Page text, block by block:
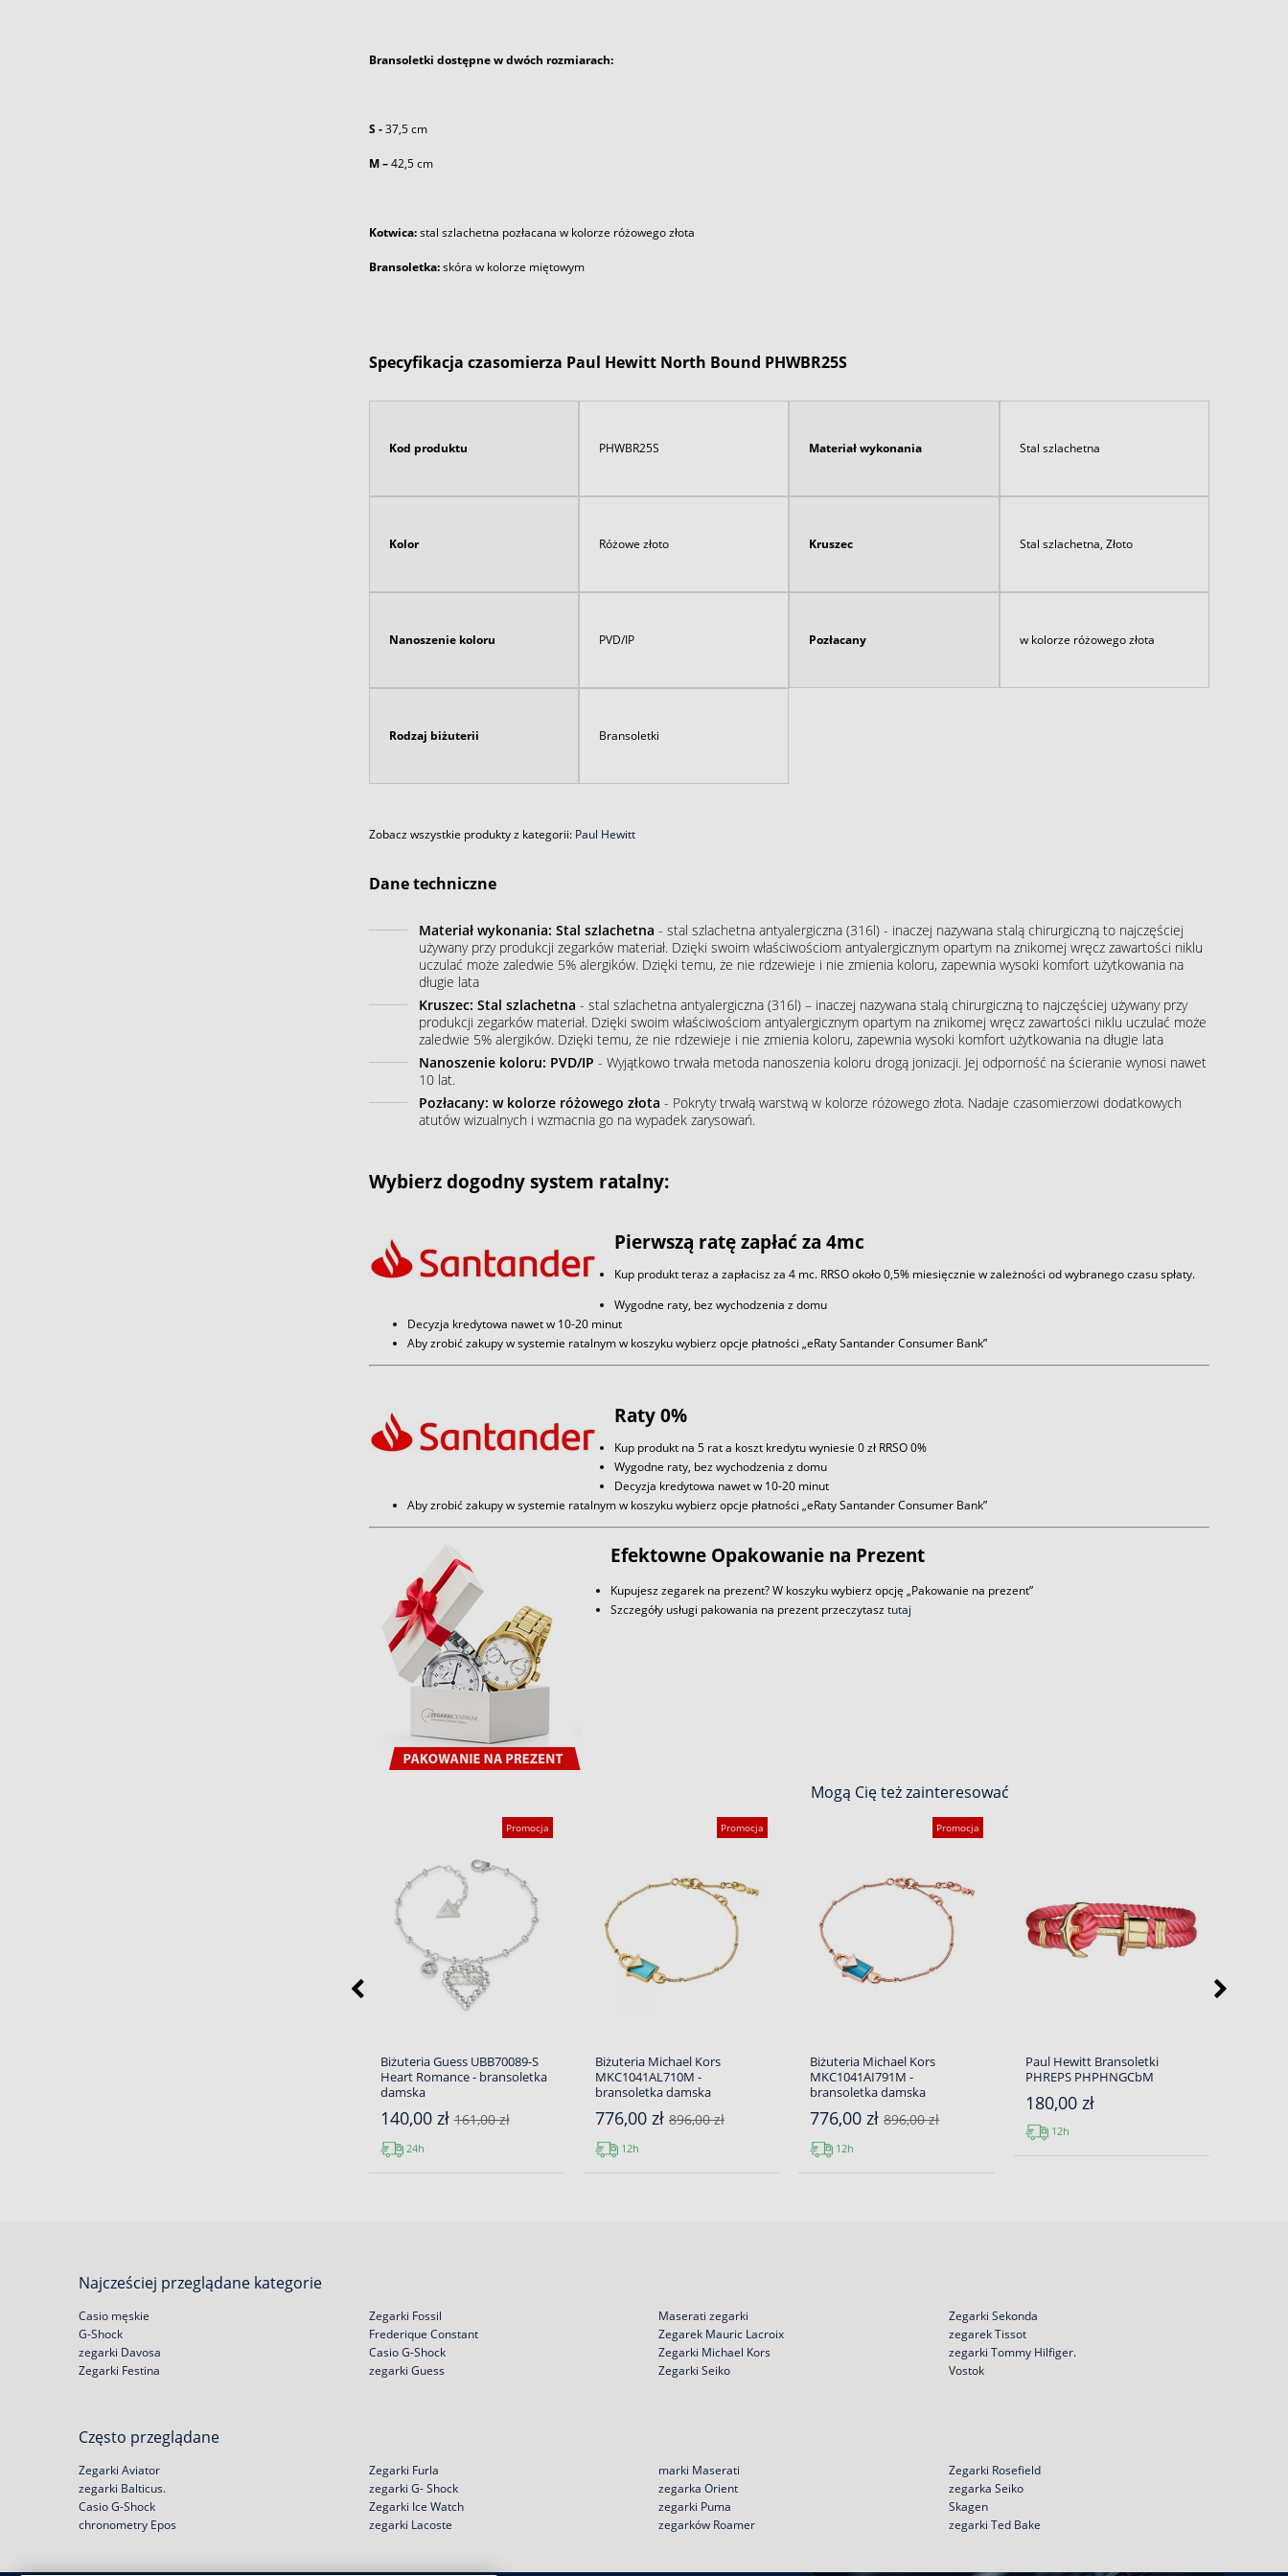
Bransoletki dostępne w dwóch rozmiarach:
S -37,5 cm
M –42,5 cm
Kotwica:stal szlachetna pozłacana w kolorze różowego złota
Bransoletka:skóra w kolorze miętowym
Specyfikacja czasomierza Paul Hewitt North Bound PHWBR25S
Kod produktu PHWBR25S Materiał wykonania Stal szlachetna
Kolor Różowe złoto Kruszec Stal szlachetna, Złoto
Nanoszenie koloru PVD/IP Pozłacany w kolorze różowego złota
Rodzaj biżuterii Bransoletki
Zobacz wszystkie produkty z kategorii: Paul Hewitt
Dane techniczne
Materiał wykonania: Stal szlachetna - stal szlachetna antyalergiczna (316l) - inaczej nazywana stalą chirurgiczną to najczęściej
używany przy produkcji zegarków materiał. Dzięki swoim właściwościom antyalergicznym opartym na znikomej wręcz zawartości niklu
uczulać może zaledwie 5% alergików. Dzięki temu, że nie rdzewieje i nie zmienia koloru, zapewnia wysoki komfort użytkowania na
długie lata
Kruszec: Stal szlachetna - stal szlachetna antyalergiczna (316l) – inaczej nazywana stalą chirurgiczną to najczęściej używany przy
produkcji zegarków materiał. Dzięki swoim właściwościom antyalergicznym opartym na znikomej wręcz zawartości niklu uczulać może
zaledwie 5% alergików. Dzięki temu, że nie rdzewieje i nie zmienia koloru, zapewnia wysoki komfort użytkowania na długie lata
Nanoszenie koloru: PVD/IP - Wyjątkowo trwała metoda nanoszenia koloru drogą jonizacji. Jej odporność na ścieranie wynosi nawet
10 lat.
Pozłacany: w kolorze różowego złota - Pokryty trwałą warstwą w kolorze różowego złota. Nadaje czasomierzowi dodatkowych
atutów wizualnych i wzmacnia go na wypadek zarysowań.
Wybierz dogodny system ratalny:
Pierwszą ratę zapłać za 4mc
Kup produkt teraz a zapłacisz za 4 mc. RRSO około 0,5% miesięcznie w zależności od wybranego czasu spłaty.
Wygodne raty, bez wychodzenia z domu
Decyzja kredytowa nawet w 10-20 minut
Aby zrobić zakupy w systemie ratalnym w koszyku wybierz opcje płatności „eRaty Santander Consumer Bank”
Raty 0%
Kup produkt na 5 rat a koszt kredytu wyniesie 0 zł RRSO 0%
Wygodne raty, bez wychodzenia z domu
Decyzja kredytowa nawet w 10-20 minut
Aby zrobić zakupy w systemie ratalnym w koszyku wybierz opcje płatności „eRaty Santander Consumer Bank”
Efektowne Opakowanie na Prezent
Kupujesz zegarek na prezent? W koszyku wybierz opcję „Pakowanie na prezent”
Szczegóły usługi pakowania na prezent przeczytasztutaj
Mogą Cię też zainteresować
Promocja
Biżuteria Guess UBB70089-S
Heart Romance - bransoletka
damska
140,00 zł161,00 zł
24h
Promocja
Biżuteria Michael Kors
MKC1041AL710M -
bransoletka damska
776,00 zł 896,00 zł
12h
Promocja
Biżuteria Michael Kors
MKC1041AI791M -
bransoletka damska
776,00 zł896,00 zł
12h
Paul Hewitt Bransoletki
PHREPS PHPHNGCbM
180,00 zł
12h
Najcześciej przeglądane kategorie
Casio męskie
G-Shock
zegarki Davosa
Zegarki Festina
Zegarki Fossil
Frederique Constant
Casio G-Shock
zegarki Guess
Maserati zegarki
Zegarek Mauric Lacroix
Zegarki Michael Kors
Zegarki Seiko
Zegarki Sekonda
zegarek Tissot
zegarki Tommy Hilfiger.
Vostok
Często przeglądane
Zegarki Aviator
zegarki Balticus.
Casio G-Shock
chronometry Epos
Zegarki Furla
zegarki G- Shock
Zegarki Ice Watch
zegarki Lacoste
marki Maserati
zegarka Orient
zegarki Puma
zegarków Roamer
Zegarki Rosefield
zegarka Seiko
Skagen
zegarki Ted Bake